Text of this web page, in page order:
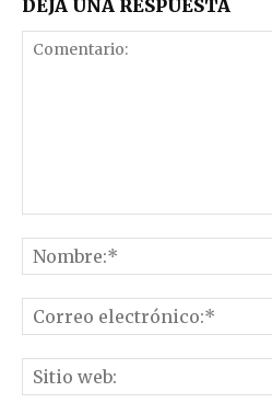
DEJA UNA RESPUESTA